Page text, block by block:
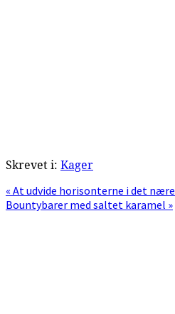
Skrevet i: Kager
Previous
Post:
« At udvide horisonterne i det nære
Next
Bountybarer med saltet karamel »